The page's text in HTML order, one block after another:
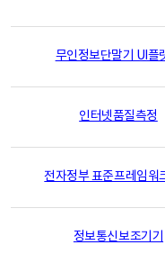
무인정보단말기 UI플
인터넷품질측정
전자정부 표준프레임워
정보통신보조기기